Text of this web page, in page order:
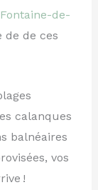
de-
de de ces
calanques
balnéaires
vos
!